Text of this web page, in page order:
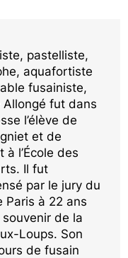
pastelliste,
aquafortiste
fusainiste,
Allongé fut dans
l’élève de
et de
à l’École des
Il fut
par le jury du
Paris à 22 ans
de la
Loups. Son
de fusain